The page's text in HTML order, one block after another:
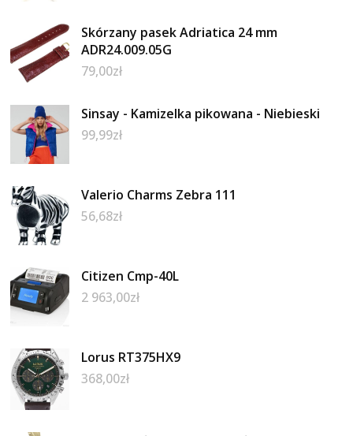
Skórzany pasek Adriatica 24 mm
ADR24.009.05G
79,00zł
Sinsay - Kamizelka pikowana - Niebieski
99,99zł
Valerio Charms Zebra 111
56,68zł
Citizen Cmp-40L
2 963,00zł
Lorus RT375HX9
368,00zł